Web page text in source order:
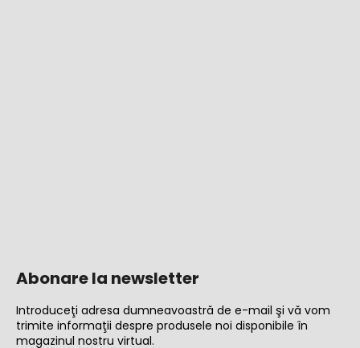
Abonare la newsletter
Introduceţi adresa dumneavoastră de e-mail şi vă vom
trimite informaţii despre produsele noi disponibile în
magazinul nostru virtual.